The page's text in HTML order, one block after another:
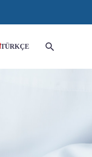
TÜRKÇE